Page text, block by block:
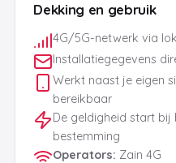
Dekking en gebruik
4G/5G-netwerk via
Installatiegegevens
Werkt naast je eigen
bereikbaar
De geldigheid start
bestemming
Operators: Zain 4G